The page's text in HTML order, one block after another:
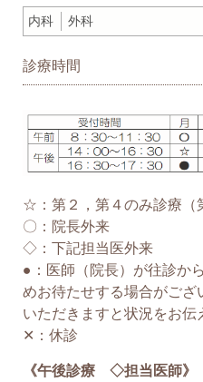
内科 外科
診療時間
☆：第２，第４のみ診療（
〇：院長外来
◇：下記担当医外来
●：医師（院長）が往診か
めお待たせする場合がご
いただきますと状況をお伝
✕：休診
《午後診療 ◇担当医師》